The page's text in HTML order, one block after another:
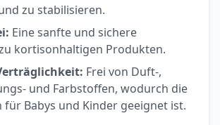
zu stabilisieren.
Eine sanfte und sichere
kortisonhaltigen Produkten.
Frei von Duft-,
und Farbstoffen, wodurch die
für Babys und Kinder geeignet ist.